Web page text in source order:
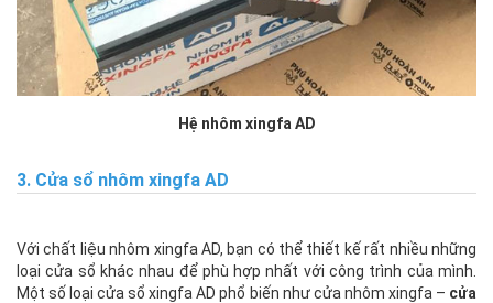
Hệ nhôm xingfa AD
3. Cửa sổ nhôm xingfa AD
Với chất liệu nhôm xingfa AD, bạn có thể thiết kế rất nhiều những
loại cửa sổ khác nhau để phù hợp nhất với công trình của mình.
Một số loại cửa sổ xingfa AD phổ biến như cửa nhôm xingfa – cửa